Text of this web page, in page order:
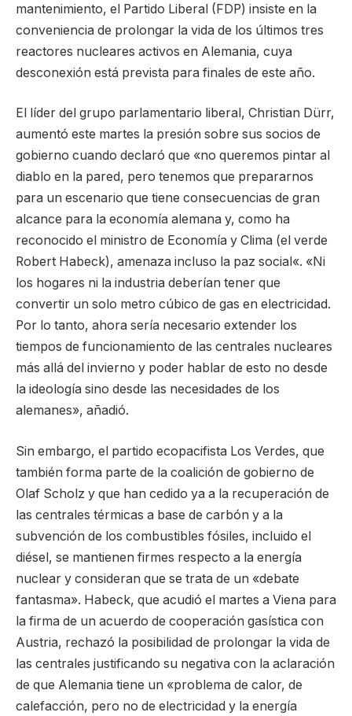
mantenimiento, el Partido Liberal (FDP) insiste en la
conveniencia de prolongar la vida de los últimos tres
reactores nucleares activos en Alemania, cuya
desconexión está prevista para finales de este año.
El líder del grupo parlamentario liberal, Christian Dürr,
aumentó este martes la presión sobre sus socios de
gobierno cuando declaró que «no queremos pintar al
diablo en la pared, pero tenemos que prepararnos
para un escenario que tiene consecuencias de gran
alcance para la economía alemana y, como ha
reconocido el ministro de Economía y Clima (el verde
Robert Habeck), amenaza incluso la paz social«. «Ni
los hogares ni la industria deberían tener que
convertir un solo metro cúbico de gas en electricidad.
Por lo tanto, ahora sería necesario extender los
tiempos de funcionamiento de las centrales nucleares
más allá del invierno y poder hablar de esto no desde
la ideología sino desde las necesidades de los
alemanes», añadió.
Sin embargo, el partido ecopacifista Los Verdes, que
también forma parte de la coalición de gobierno de
Olaf Scholz y que han cedido ya a la recuperación de
las centrales térmicas a base de carbón y a la
subvención de los combustibles fósiles, incluido el
diésel, se mantienen firmes respecto a la energía
nuclear y consideran que se trata de un «debate
fantasma». Habeck, que acudió el martes a Viena para
la firma de un acuerdo de cooperación gasística con
Austria, rechazó la posibilidad de prolongar la vida de
las centrales justificando su negativa con la aclaración
de que Alemania tiene un «problema de calor, de
calefacción, pero no de electricidad y la energía